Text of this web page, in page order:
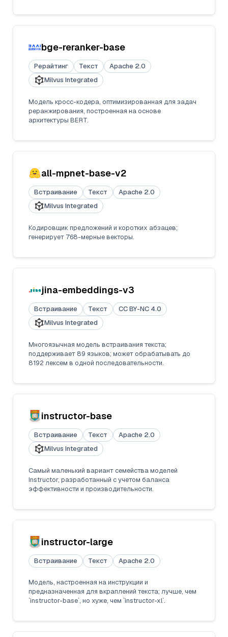
bge-reranker-base
Рерайтинг Текст
Apache 2.0
Milvus Integrated
Модель кросс-кодера, оптимизированная для задач
реранжирования, построенная на основе
архитектуры BERT.
all-mpnet-base-v2
Встраивание Текст
Apache 2.0
Milvus Integrated
Кодировщик предложений и коротких абзацев;
генерирует 768-мерные векторы.
jina-embeddings-v3
Встраивание Текст
CC BY-NC 4.0
Milvus Integrated
Многоязычная модель встраивания текста;
поддерживает 89 языков; может обрабатывать до
8192 лексем в одной последовательности.
instructor-base
Встраивание Текст
Apache 2.0
Milvus Integrated
Самый маленький вариант семейства моделей
Instructor, разработанный с учетом баланса
эффективности и производительности.
instructor-large
Встраивание Текст Apache 2.0
Модель, настроенная на инструкции и
предназначенная для вкраплений текста; лучше, чем
`instructor-base`, но хуже, чем `instructor-xl`.